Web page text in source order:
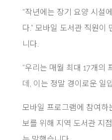
“작년에는 장기 요양 시설
다.” 모바일 도서관 직원이
니다.
“우리는 매월 최대 17개의
데, 이는 정말 경이로운 일
모바일 프로그램에 참여하
보를 위해 지역 도서관 지